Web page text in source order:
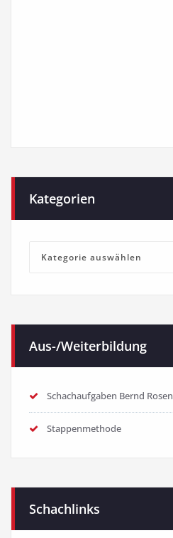
Kategorien
Kategorien
Aus-/Weiterbildung
Schachaufgaben Bernd Rosen
Stappenmethode
Schachlinks